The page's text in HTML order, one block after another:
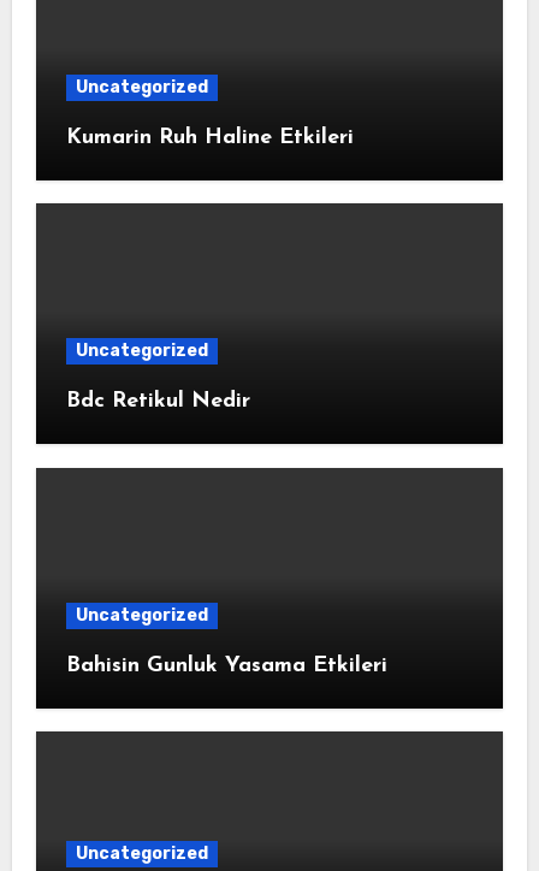
Uncategorized
Kumarin Ruh Haline Etkileri
Uncategorized
Bdc Retikul Nedir
Uncategorized
Bahisin Gunluk Yasama Etkileri
Uncategorized